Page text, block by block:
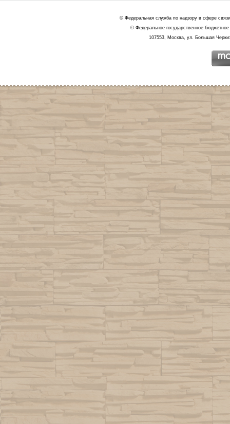
© Федеральная служба по надзору в сфере
© Федеральное государственное
107553, Москва, ул. Большая